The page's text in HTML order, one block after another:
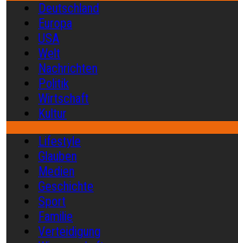
Deutschland
Europa
USA
Welt
Nachrichten
Politik
Wirtschaft
Kultur
Lifestyle
Glauben
Medien
Geschichte
Sport
Familie
Verteidigung